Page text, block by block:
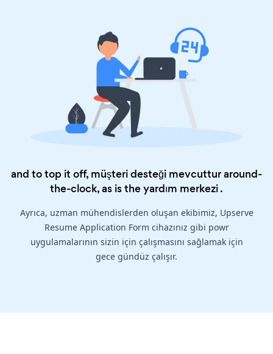
and to top it off, müşteri desteği mevcuttur around-
the-clock, as is theyardım merkezi.
Ayrıca, uzman mühendislerden oluşan ekibimiz, Upserve
Resume Application Form cihazınız gibi powr
uygulamalarının sizin için çalışmasını sağlamak için
gece gündüz çalışır.